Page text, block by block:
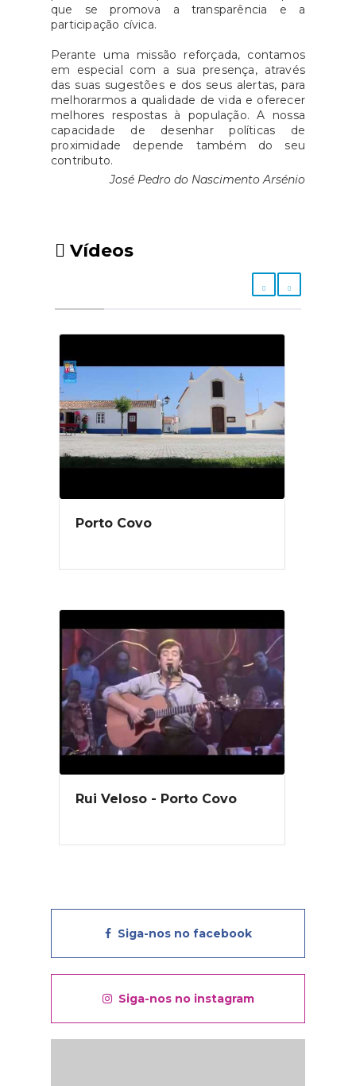
2026);Documento de
identificação válido;Declaração
de consentimento para
tratamento de dados pessoais
(RGPD).No caso de beneficiários
sem TSEE:Fatura de eletricidade
atual;Comprovativo da
prestação social (referente ao
mês atual ou anterior);Fatura de
aquisição gás (com NIF e data
de consentimento
Junta de Freguesia relembra
que:Apenas são elegíveis faturas
o NIF do beneficiário;O limite
máximo é de 12 garrafas por
beneficiário durante o ano de
2026.Para mais informações, os
cidadãos poderão dirigir-se aos
serviços administrativos da
que se promova a transparência e a
participação cívica.
Perante uma missão reforçada, contamos
em especial com a sua presença, através
das suas sugestões e dos seus alertas, para
melhorarmos a qualidade de vida e oferecer
melhores respostas à população. A nossa
capacidade de desenhar políticas de
proximidade depende também do seu
contributo.
José Pedro do Nascimento Arsénio
Vídeos
Porto Covo
Rui Veloso - Porto Covo
Siga-nos no facebook
Siga-nos no instagram